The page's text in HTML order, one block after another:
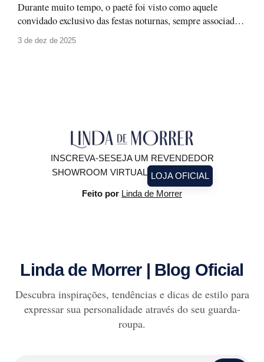
Durante muito tempo, o paetê foi visto como aquele
convidado exclusivo das festas noturnas, sempre associado a
produções glamourosas, luz baixa e ocasiões especiais. A
3 de dez de 2025
INSCREVA-SESEJA UM REVENDEDOR
SHOWROOM VIRTUAL LOJA OFICIAL
Feito por Linda de Morrer
Linda de Morrer | Blog Oficial
Descubra inspirações, tendências e dicas de estilo para
expressar sua personalidade através do seu guarda-
roupa.